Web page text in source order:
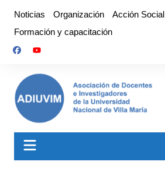
contenido
Noticias Organización Acción Social
Formación y capacitación